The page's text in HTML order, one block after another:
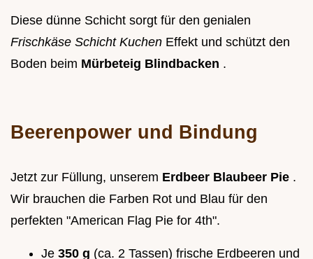
Diese dünne Schicht sorgt für den genialen
Frischkäse Schicht Kuchen Effekt und schützt den
Boden beim Mürbeteig Blindbacken .
Beerenpower und Bindung
Jetzt zur Füllung, unserem Erdbeer Blaubeer Pie .
Wir brauchen die Farben Rot und Blau für den
perfekten "American Flag Pie for 4th".
Je 350 g (ca. 2 Tassen) frische Erdbeeren und